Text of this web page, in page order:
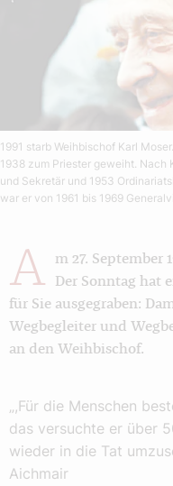
1991 starb Weihbischof Karl
1938 zum Priester geweiht. Nach
und Sekretär und 1953
war er von 1961 bis 1969
A
m 27. September
Der Sonntag hat
für Sie ausgegraben:
Wegbegleiter und
an den Weihbischof.
„,Für die Menschen
das versuchte er über
wieder in die Tat
Aichmair